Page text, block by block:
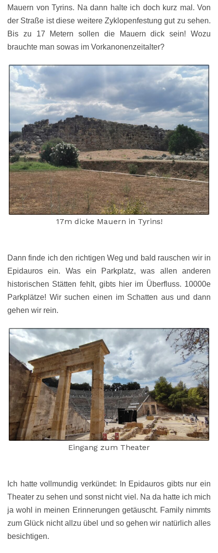
Mauern von Tyrins. Na dann halte ich doch kurz mal. Von
der Straße ist diese weitere Zyklopenfestung gut zu sehen.
Bis zu 17 Metern sollen die Mauern dick sein! Wozu
brauchte man sowas im Vorkanonenzeitalter?
17m dicke Mauern in Tyrins!
Dann finde ich den richtigen Weg und bald rauschen wir in
Epidauros ein. Was ein Parkplatz, was allen anderen
historischen Stätten fehlt, gibts hier im Überfluss. 10000e
Parkplätze! Wir suchen einen im Schatten aus und dann
gehen wir rein.
Eingang zum Theater
Ich hatte vollmundig verkündet: In Epidauros gibts nur ein
Theater zu sehen und sonst nicht viel. Na da hatte ich mich
ja wohl in meinen Erinnerungen getäuscht. Family nimmts
zum Glück nicht allzu übel und so gehen wir natürlich alles
besichtigen.